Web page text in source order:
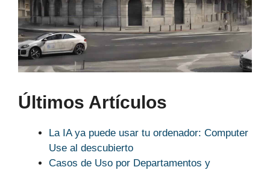
Últimos Artículos
La IA ya puede usar tu ordenador: Computer
Use al descubierto
Casos de Uso por Departamentos y